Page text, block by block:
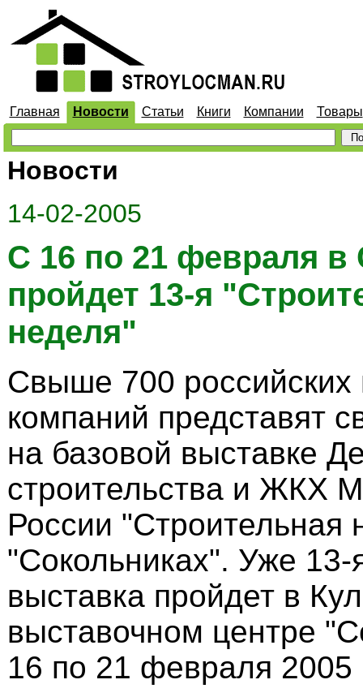
Главная Новости Статьи Книги Компании Товары
Новости
14-02-2005
С 16 по 21 февраля в
пройдет 13-я
неделя"
Свыше 700 российских
компаний представят
на базовой выставке
строительства и ЖКХ
России "Строительная
"Сокольниках". Уже 13-
выставка пройдет в
выставочном центре
16 по 21 февраля 2005